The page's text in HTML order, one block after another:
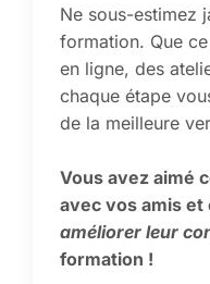
Ne sous-estimez
formation. Que
en ligne, des
chaque étape
de la meilleure
Vous avez aimé
avec vos amis et
améliorer leur
formation !